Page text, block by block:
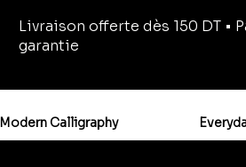
Livraison offerte dès 150 DT •
garantie
Modern Calligraphy